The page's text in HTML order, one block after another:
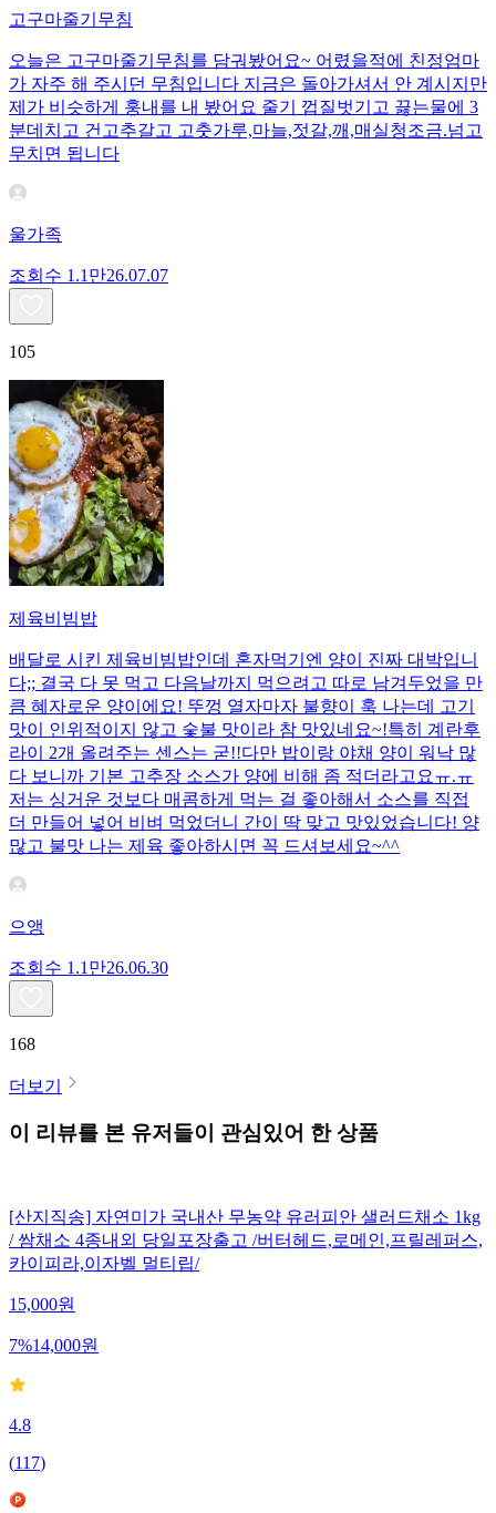
고구마줄기무침
오늘은 고구마줄기무침를 담궈봤어요~ 어렸을적에 친정엄마
가 자주 해 주시던 무침입니다 지금은 돌아가셔서 안 계시지만
제가 비슷하게 훙내를 내 봤어요 줄기 껍질벗기고 끓는물에 3
분데치고 건고추갈고 고춧가루,마늘,젓갈,깨,매실청조금.넘고
무치면 됩니다
울가족
조회수 1.1만26.07.07
105
제육비빔밥
배달로 시킨 제육비빔밥인데 혼자먹기엔 양이 진짜 대박입니
다;; 결국 다 못 먹고 다음날까지 먹으려고 따로 남겨두었을 만
큼 혜자로운 양이에요! 뚜껑 열자마자 불향이 훅 나는데 고기
맛이 인위적이지 않고 숯불 맛이라 참 맛있네요~!특히 계란후
라이 2개 올려주는 센스는 굳!! ​다만 밥이랑 야채 양이 워낙 많
다 보니까 기본 고추장 소스가 양에 비해 좀 적더라고요ㅠ.ㅠ
저는 싱거운 것보다 매콤하게 먹는 걸 좋아해서 소스를 직접
더 만들어 넣어 비벼 먹었더니 간이 딱 맞고 맛있었습니다! 양
많고 불맛 나는 제육 좋아하시면 꼭 드셔보세요~^^
으앵
조회수 1.1만26.06.30
168
더보기
이 리뷰를 본 유저들이 관심있어 한 상품
[산지직송] 자연미가 국내산 무농약 유러피안 샐러드채소 1kg
/ 쌈채소 4종내외 당일포장출고 /버터헤드,로메인,프릴레퍼스,
카이피라,이자벨 멀티립/
15,000원
7%14,000원
4.8
(117)